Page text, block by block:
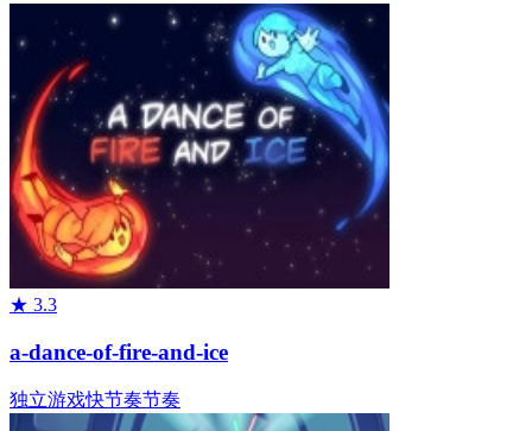
★ 3.3
a-dance-of-fire-and-ice
独立游戏快节奏节奏